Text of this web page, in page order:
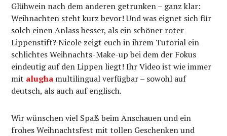
Glühwein nach dem anderen getrunken – ganz klar:
Weihnachten steht kurz bevor! Und was eignet sich für
solch einen Anlass besser, als ein schöner roter
Lippenstift? Nicole zeigt euch in ihrem Tutorial ein
schlichtes Weihnachts-Make-up bei dem der Fokus
eindeutig auf den Lippen liegt! Ihr Video ist wie immer
mit alugha multilingual verfügbar – sowohl auf
deutsch, als auch auf englisch.
Wir wünschen viel Spaß beim Anschauen und ein
frohes Weihnachtsfest mit tollen Geschenken und